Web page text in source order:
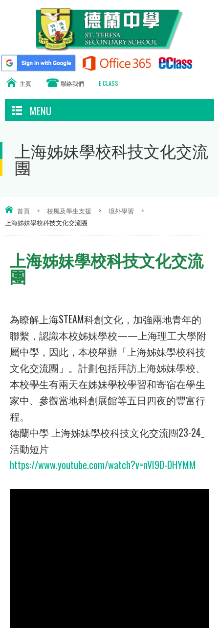
主頁 聯絡我們 E CLASS
MENU
上海姊妹學校科技文化交流
團
首頁 > 校風及學生支援 > 境外學習
>
上海姊妹學校科技文化交流團
上海姊妹學校科技文化交流
團
為瞭解上海STEAM科創文化，加強兩地青年的
聯繫，認識本校姊妹學校——上海理工大學附
屬中學，因此，本校舉辦「上海姊妹學校科技
文化交流團」。計劃包括拜訪上海姊妹學校、
本校學生有兩天在姊妹學校學習和寄宿在學生
家中、參觀當地科創展館等五日四夜的豐富行
程。
德蘭中學 上海姊妹學校科技文化交流團23-24_
活動短片
https://www.youtube.com/watch?v=nVI9D-DHYMM